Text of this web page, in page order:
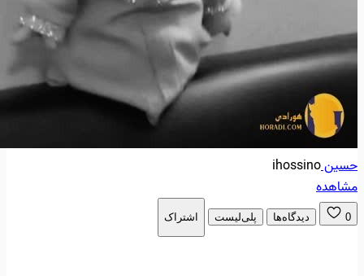
حسینihossino
مشاهده
0 دیدگاه‌ها پلی‌لیست اشتراک